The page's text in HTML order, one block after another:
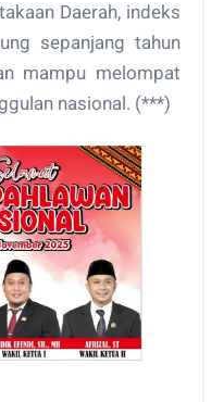
Daerah, indeks
sepanjang tahun
mampu melompat
nasional. (***)